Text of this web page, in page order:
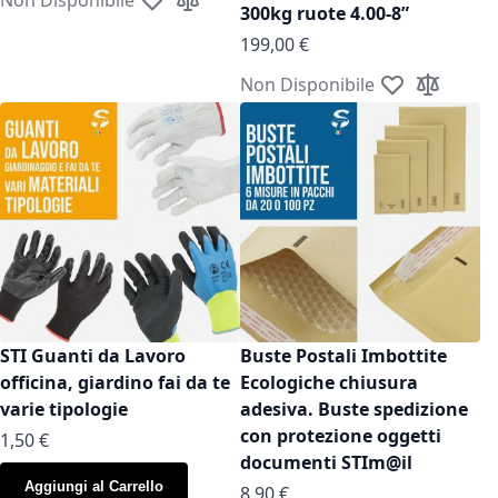
Aggiungi alla lista desideri
Aggiungi al confronto
300kg ruote 4.00-8”
199,00 €
Non Disponibile Aggiungi alla
Aggiungi
STI Guanti da Lavoro
officina, giardino fai da te
varie tipologie
As low as
1,50 €
Aggiungi al Carrello
Buste Postali Imbottite
Ecologiche chiusura
adesiva. Buste spedizione
con protezione oggetti
documenti STIm@il
As low as